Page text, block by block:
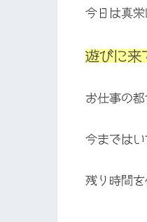
今日は真
遊びに来
お仕事の
今までは
残り時間